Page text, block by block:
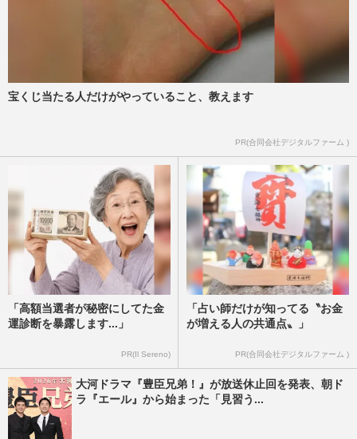
神奈川県警少年育成課、暴行動画拡散防止
のチラシ画像を投稿→削除……学校現場に
はすでに配布で疑問殺到
週刊女性PRIME
玉木雄一郎氏「悪いのは加害者」選挙公約
期待と「票集め」懐疑の…
週刊女性PRIME 2026/1/22
宝くじ当たる人だけがやっていること、教えます
PR(合同会社デジタルファーム )
「高額当選者が秘密にしてた金
運診断を暴露します...」
PR(Il Sereno)
「占い師だけが知ってる〝お金
が増える人の共通点〟」
PR(合同会社デジタルファーム )
大河ドラマ『豊臣兄弟！』が放送休止回を発表、朝ド
ラ『エール』から始まった「見習う...